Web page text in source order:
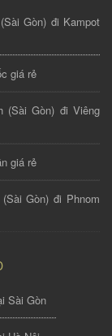
Gòn) đi Kampot
giá rẻ
(Sài Gòn) đi Viêng
giá rẻ
Gòn) đi Phnom
Sài Gòn